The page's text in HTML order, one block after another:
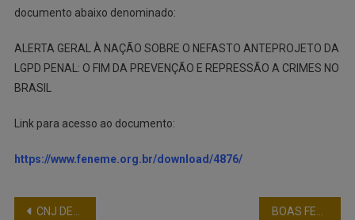
documento abaixo denominado:
ALERTA GERAL À NAÇÃO SOBRE O NEFASTO ANTEPROJETO DA
LGPD PENAL: O FIM DA PREVENÇÃO E REPRESSÃO A CRIMES NO
BRASIL
Link para acesso ao documento:
https://www.feneme.org.br/download/4876/
CNJ DECIDE – LAVRATURA DE TCO TAMBÉM É ATRIBUIÇÃO DA POLÍCIA MILITAR